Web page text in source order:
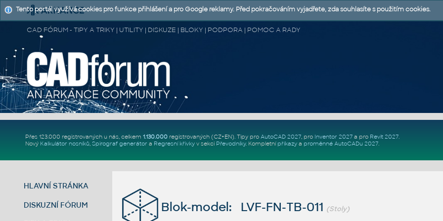
CAD FÓRUM - TIPY A TRIKY | UTILITY | DISKUZE | BLOKY | PODPORA | POMOC A RADY
Přes 123.000 registrovaných u nás, celkem 1.130.000registrovaných (CZ+EN). Tipy pro AutoCAD 2027, pro Inventor 2027a pro Revit 2027.
Nový Kalkulátor nosníků, Spirograf generátor a Regresní křivkyv sekci Převodníky. Kompletní příkazya proměnné AutoCADu 2027.
HLAVNÍ STRÁNKA
DISKUZNÍ FÓRUM Blok-model: LVF-FN-TB-011 (Stoly)
Tento portál využívá cookies pro funkce přihlášení a pro Google reklamy. Před pokračováním vyjadřete, zda souhlasíte s použitím cookies.